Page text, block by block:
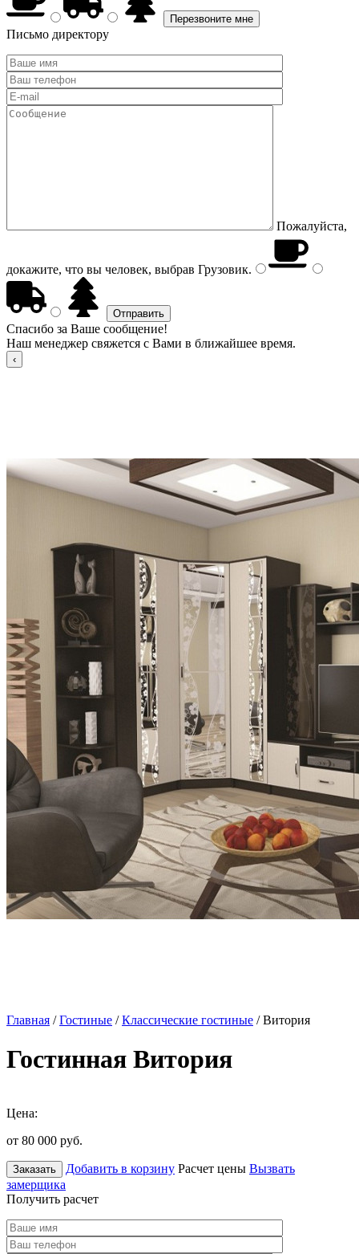
Письмо директору
Пожалуйста,
докажите, что вы человек, выбрав Грузовик.
Спасибо за Ваше сообщение!
Наш менеджер свяжется с Вами в ближайшее время.
Главная /Гостиные /Классические гостиные / Витория
Гостинная Витория
Цена:
от 80 000 руб.
Заказать Добавить в корзину Расчет цены Вызвать
замерщика
Получить расчет